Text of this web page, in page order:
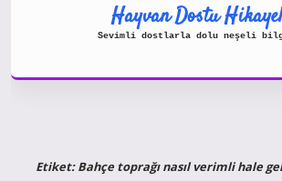
Hayvan Dostu
Sevimli dostlarla dolu neşeli
Etiket:Bahçe toprağı nasıl verimli hale